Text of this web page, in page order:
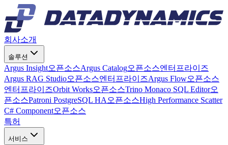
회사소개
솔루션
Argus Insight오픈소스Argus Catalog오픈소스엔터프라이즈
Argus RAG Studio오픈소스엔터프라이즈Argus Flow오픈소스
엔터프라이즈Orbit Works오픈소스Trino Monaco SQL Editor오
픈소스Patroni PostgreSQL HA 오픈소스High Performance Scatter
C# Component오픈소스
특허
서비스